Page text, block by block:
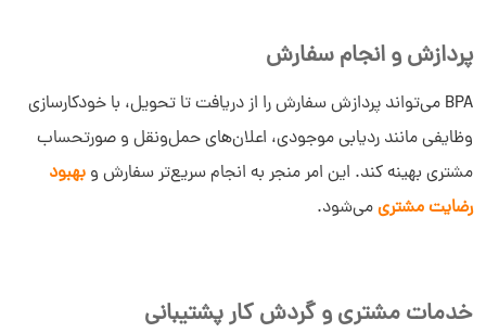
پردازش و انجام سفارش
BPA می‌تواند پردازش سفارش را از دریافت تا تحویل، با خودکارسازی
وظایفی مانند ردیابی موجودی، اعلان‌های حمل‌ونقل و صورتحساب
مشتری بهینه کند. این امر منجر به انجام سریع‌تر سفارش و بهبود
رضایت مشتریمی‌شود.
خدمات مشتری و گردش کار پشتیبانی